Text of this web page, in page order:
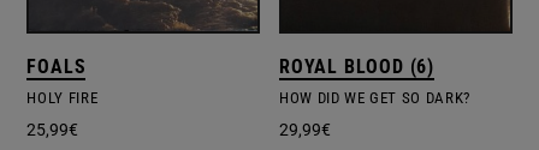
FOALS
HOLY FIRE
25,99€
ROYAL BLOOD (6)
HOW DID WE GET SO DARK?
29,99€